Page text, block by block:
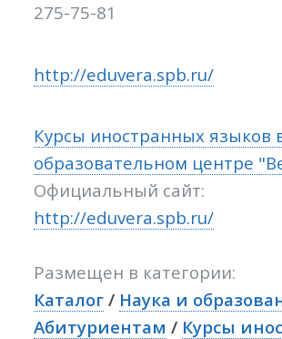
275-75-81
http://eduvera.spb.ru/
Курсы иностранных языков
образовательном центре
Официальный сайт:
http://eduvera.spb.ru/
Размещен в категории:
Каталог / Наука и
Абитуриентам / Курсы